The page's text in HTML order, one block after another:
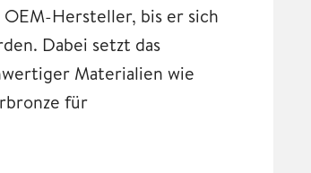
OEM-Hersteller, bis er sich
Dabei setzt das
Materialien wie
für